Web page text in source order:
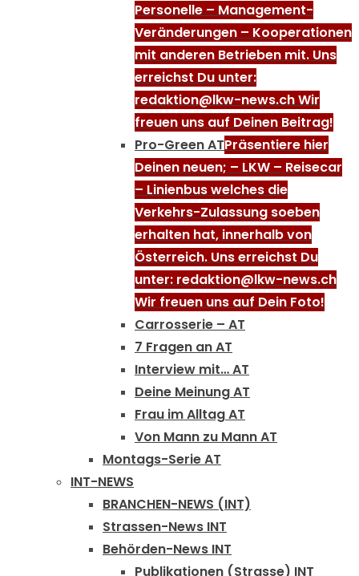
Personelle – Management-
Veränderungen – Kooperationen
mit anderen Betrieben mit. Uns
erreichst Du unter:
redaktion@lkw-news.ch Wir
freuen uns auf Deinen Beitrag!
Pro-Green ATPräsentiere hier
Deinen neuen; – LKW – Reisecar
– Linienbus welches die
Verkehrs-Zulassung soeben
erhalten hat, innerhalb von
Österreich. Uns erreichst Du
unter: redaktion@lkw-news.ch
Wir freuen uns auf Dein Foto!
Carrosserie – AT
7 Fragen an AT
Interview mit… AT
Deine Meinung AT
Frau im Alltag AT
Von Mann zu Mann AT
Montags-Serie AT
INT-NEWS
BRANCHEN-NEWS (INT)
Strassen-News INT
Behörden-News INT
Publikationen (Strasse) INT